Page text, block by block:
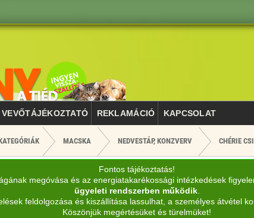
VEVŐTÁJÉKOZTATÓ REKLAMÁCIÓ KAPCSOLAT
MACSKA NEDVESTÁP, KONZVERV CHÉRIE
Fontos tájékoztatás!
megóvása és az energiatakarékossági intézkedések
ügyeleti rendszerben működik.
feldolgozása és kiszállítása lassulhat, a személyes átvétel
Köszönjük megértésüket és türelmüket!